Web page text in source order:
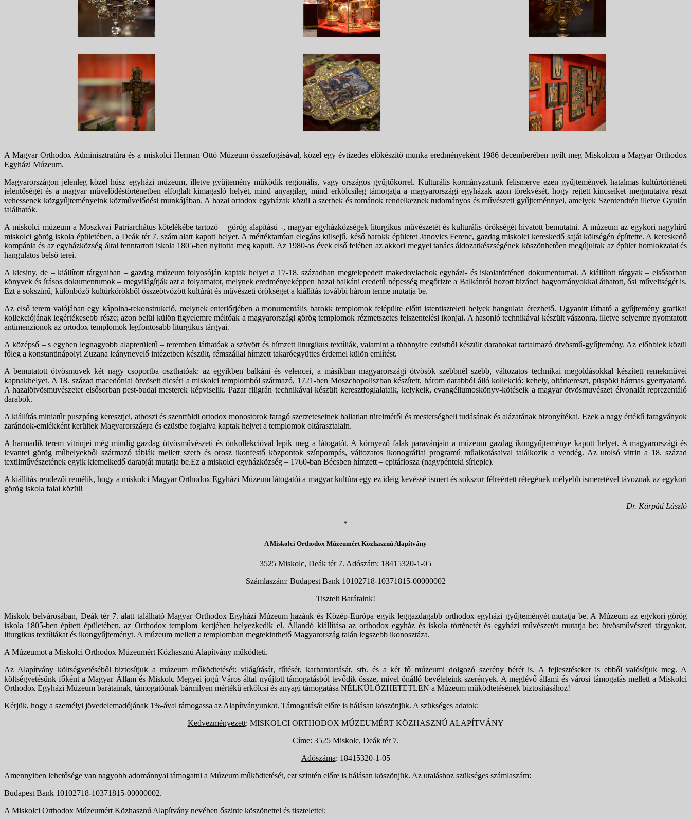
A Magyar Orthodox Adminisztratúra és a miskolci Herman Ottó Múzeum összefogásával, közel egy évtizedes előkészítő munka eredményeként 1986 decemberében nyílt meg Miskolcon a Magyar Orthodox
Egyházi Múzeum.
Magyarországon jelenleg közel húsz egyházi múzeum, illetve gyűjtemény működik regionális, vagy országos gyűjtőkörrel. Kulturális kormányzatunk felismerve ezen gyűjtemények hatalmas kultúrtörténeti
jelentőségét és a magyar művelődéstörténetben elfoglalt kimagasló helyét, mind anyagilag, mind erkölcsileg támogatja a magyarországi egyházak azon törekvését, hogy rejtett kincseiket megmutatva részt
vehessenek közgyűjteményeink közművelődési munkájában. A hazai ortodox egyházak közül a szerbek és románok rendelkeznek tudományos és művészeti gyűjteménnyel, amelyek Szentendrén illetve Gyulán
találhatók.
A miskolci múzeum a Moszkvai Patriarchátus kötelékébe tartozó – görög alapítású -, magyar egyházközségek liturgikus művészetét és kulturális örökségét hivatott bemutatni. A múzeum az egykori nagyhírű
miskolci görög iskola épületében, a Deák tér 7. szám alatt kapott helyet. A mértéktartóan elegáns külsejű, késő barokk épületet Janovics Ferenc, gazdag miskolci kereskedő saját költségén építtette. A kereskedő
kompánia és az egyházközség által fenntartott iskola 1805-ben nyitotta meg kapuit. Az 1980-as évek első felében az akkori megyei tanács áldozatkészségének köszönhetően megújultak az épület homlokzatai és
hangulatos belső terei.
A kicsiny, de – kiállított tárgyaiban – gazdag múzeum folyosóján kaptak helyet a 17-18. században megtelepedett makedovlachok egyházi- és iskolatörténeti dokumentumai. A kiállított tárgyak – elsősorban
könyvek és írásos dokumentumok – megvilágítják azt a folyamatot, melynek eredményeképpen hazai balkáni eredetű népesség megőrizte a Balkánról hozott bizánci hagyományokkal áthatott, ősi műveltségét is.
Ezt a sokszínű, különböző kultúrkörökből összeötvözött kultúrát és művészeti örökséget a kiállítás további három terme mutatja be.
Az első terem valójában egy kápolna-rekonstrukció, melynek enteriőrjében a monumentális barokk templomok felépülte előtti istentiszteleti helyek hangulata érezhető. Ugyanitt látható a gyűjtemény grafikai
kollekciójának legértékesebb része; azon belül külön figyelemre méltóak a magyarországi görög templomok rézmetszetes felszentelési ikonjai. A hasonló technikával készült vászonra, illetve selyemre nyomtatott
antimenzionok az ortodox templomok legfontosabb liturgikus tárgyai.
A középső – s egyben legnagyobb alapterületű – teremben láthatóak a szövött és hímzett liturgikus textíliák, valamint a többnyire ezüstből készült darabokat tartalmazó ötvösmű-gyűjtemény. Az előbbiek közül
főleg a konstantinápolyi Zuzana leánynevelő intézetben készült, fémszállal hímzett takaróegyüttes érdemel külön említést.
A bemutatott ötvösmuvek két nagy csoportba oszthatóak: az egyikben balkáni és velencei, a másikban magyarországi ötvösök szebbnél szebb, változatos technikai megoldásokkal készített remekművei
kapnakhelyet. A 18. század macedóniai ötvöseit dicséri a miskolci templomból származó, 1721-ben Moszchopoliszban készített, három darabból álló kollekció: kehely, oltárkereszt, püspöki hármas gyertyatartó.
A hazaiötvösmuvészetet elsősorban pest-budai mesterek képviselik. Pazar filigrán technikával készült keresztfoglalataik, kelykeik, evangéliumoskönyv-kötéseik a magyar ötvösmuvészet élvonalát reprezentáló
darabok.
A kiállítás miniatűr puszpáng keresztjei, athoszi és szentföldi ortodox monostorok faragó szerzeteseinek hallatlan türelméről és mesterségbeli tudásának és alázatának bizonyítékai. Ezek a nagy értékű faragványok
zarándok-emlékként kerültek Magyarországra és ezüstbe foglalva kaptak helyet a templomok oltárasztalain.
A harmadik terem vitrinjei még mindig gazdag ötvösművészeti és ónkollekcióval lepik meg a látogatót. A környező falak paravánjain a múzeum gazdag ikongyűjteménye kapott helyet. A magyarországi és
levantei görög műhelyekből származó táblák mellett szerb és orosz ikonfestő központok színpompás, változatos ikonográfiai programú műalkotásaival találkozik a vendég. Az utolsó vitrin a 18. század
textilművészetének egyik kiemelkedő darabját mutatja be.Ez a miskolci egyházközség – 1760-ban Bécsben hímzett – epitáfiosza (nagypénteki sírleple).
A kiállítás rendezői remélik, hogy a miskolci Magyar Orthodox Egyházi Múzeum látogatói a magyar kultúra egy ez ideig kevéssé ismert és sokszor félreértett rétegének mélyebb ismeretével távoznak az egykori
görög iskola falai közül!
Dr. Kárpáti László
*
A Miskolci Orthodox Múzeumért Közhasznú Alapítvány
3525 Miskolc, Deák tér 7. Adószám: 18415320-1-05
Számlaszám: Budapest Bank 10102718-10371815-00000002
Tisztelt Barátaink!
Miskolc belvárosában, Deák tér 7. alatt található Magyar Orthodox Egyházi Múzeum hazánk és Közép-Európa egyik leggazdagabb orthodox egyházi gyűjteményét mutatja be. A Múzeum az egykori görög
iskola 1805-ben épített épületében, az Orthodox templom kertjében helyezkedik el. Állandó kiállítása az orthodox egyház és iskola történetét és egyházi művészetét mutatja be: ötvösművészeti tárgyakat,
liturgikus textíliákat és ikongyűjteményt. A múzeum mellett a templomban megtekinthető Magyarország talán legszebb ikonosztáza.
A Múzeumot a Miskolci Orthodox Múzeumért Közhasznú Alapítvány működteti.
Az Alapítvány költségvetéséből biztosítjuk a múzeum működtetését: világítását, fűtését, karbantartását, stb. és a két fő múzeumi dolgozó szerény bérét is. A fejlesztéseket is ebből valósítjuk meg. A
költségvetésünk főként a Magyar Állam és Miskolc Megyei jogú Város által nyújtott támogatásból tevődik össze, mivel önálló bevételeink szerények. A meglévő állami és városi támogatás mellett a Miskolci
Orthodox Egyházi Múzeum barátainak, támogatóinak bármilyen mértékű erkölcsi és anyagi támogatása NÉLKÜLÖZHETETLEN a Múzeum működtetésének biztosításához!
Kérjük, hogy a személyi jövedelemadójának 1%-ával támogassa az Alapítványunkat. Támogatását előre is hálásan köszönjük. A szükséges adatok:
Kedvezményezett: MISKOLCI ORTHODOX MÚZEUMÉRT KÖZHASZNÚ ALAPÍTVÁNY
Címe: 3525 Miskolc, Deák tér 7.
Adószáma: 18415320-1-05
Amennyiben lehetősége van nagyobb adománnyal támogatni a Múzeum működtetését, ezt szintén előre is hálásan köszönjük. Az utaláshoz szükséges számlaszám:
Budapest Bank 10102718-10371815-00000002.
A Miskolci Orthodox Múzeumért Közhasznú Alapítvány nevében őszinte köszönettel és tisztelettel: